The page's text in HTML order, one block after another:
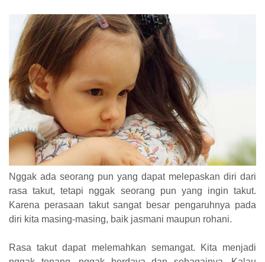
Nggak ada seorang pun yang dapat melepaskan diri dari
rasa takut, tetapi nggak seorang pun yang ingin takut.
Karena perasaan takut sangat besar pengaruhnya pada
diri kita masing-masing, baik jasmani maupun rohani.
Rasa takut dapat melemahkan semangat. Kita menjadi